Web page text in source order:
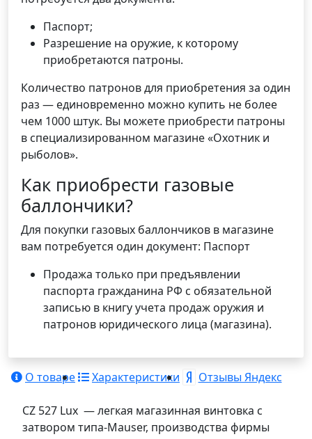
Паспорт;
Разрешение на оружие, к которому
приобретаются патроны.
Количество патронов для приобретения за один
раз — единовременно можно купить не более
чем 1000 штук. Вы можете приобрести патроны
в специализированном магазине «Охотник и
рыболов».
Как приобрести газовые
баллончики?
Для покупки газовых баллончиков в магазине
вам потребуется один документ: Паспорт
Продажа только при предъявлении
паспорта гражданина РФ с обязательной
записью в книгу учета продаж оружия и
патронов юридического лица (магазина).
О товаре Характеристики Отзывы Яндекс
CZ 527 Lux — легкая магазинная винтовка с
затвором типа-Mauser, производства фирмы